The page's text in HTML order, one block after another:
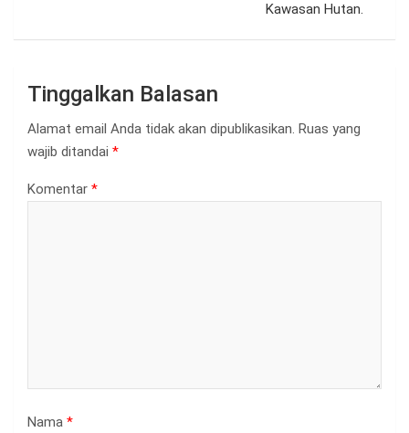
Kawasan Hutan.
Tinggalkan Balasan
Alamat email Anda tidak akan dipublikasikan. Ruas yang
wajib ditandai *
Komentar *
Nama *